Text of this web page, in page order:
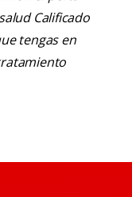
Calificado
tengas en